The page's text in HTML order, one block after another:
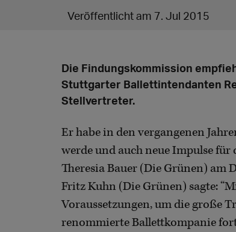
Veröffentlicht am 7. Jul 2015
Die Findungskommission
Stuttgarter Ballettintendanten
Stellvertreter.
Er habe in den vergangenen
werde und auch neue Impulse
Theresia Bauer (Die Grünen) am
Fritz Kuhn (Die Grünen) sagte:
Voraussetzungen, um die große
renommierte Ballettkompanie